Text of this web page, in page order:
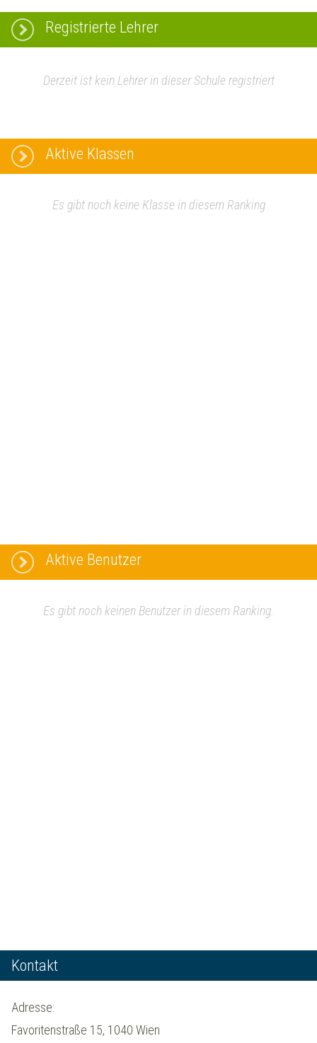
Registrierte Lehrer
Derzeit ist kein Lehrer in dieser Schule registriert
Aktive Klassen
Es gibt noch keine Klasse in diesem Ranking
Aktive Benutzer
Es gibt noch keinen Benutzer in diesem Ranking.
Kontakt
Adresse:
Favoritenstraße 15, 1040 Wien